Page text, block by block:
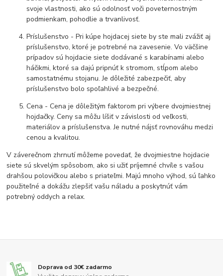
svoje vlastnosti, ako sú odolnosť voči poveternostným
podmienkam, pohodlie a trvanlivosť.
Príslušenstvo - Pri kúpe hojdacej siete by ste mali zvážiť aj
príslušenstvo, ktoré je potrebné na zavesenie. Vo väčšine
prípadov sú hojdacie siete dodávané s karabínami alebo
háčikmi, ktoré sa dajú pripnúť k stromom, stĺpom alebo
samostatnému stojanu. Je dôležité zabezpečiť, aby
príslušenstvo bolo spoľahlivé a bezpečné.
Cena - Cena je dôležitým faktorom pri výbere dvojmiestnej
hojdačky. Ceny sa môžu líšiť v závislosti od veľkosti,
materiálov a príslušenstva. Je nutné nájsť rovnováhu medzi
cenou a kvalitou.
V záverečnom zhrnutí môžeme povedať, že dvojmiestne hojdacie
siete sú skvelým spôsobom, ako si užiť príjemné chvíle s vašou
drahšou polovičkou alebo s priateľmi. Majú mnoho výhod, sú ľahko
použiteľné a dokážu zlepšiť vašu náladu a poskytnúť vám
potrebný oddych a relax.
Doprava od 30€ zadarmo